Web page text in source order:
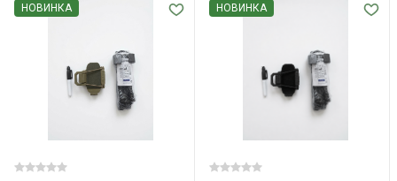
НОВИНКА НОВИНКА